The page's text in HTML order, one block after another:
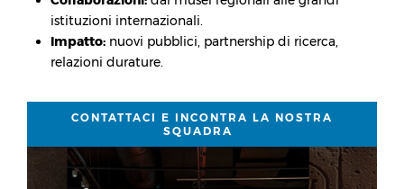
istituzioni internazionali.
Impatto:nuovi pubblici, partnership di ricerca,
relazioni durature.
CONTATTACI E INCONTRA LA NOSTRA
SQUADRA